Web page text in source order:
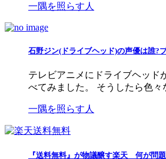
一隅を照らす人
石野ジン(ドライブヘッド)の声優は誰?
テレビアニメにドライブヘッド
べてみました。 そうしたら色々
一隅を照らす人
『送料無料』が物議醸す楽天 何が問